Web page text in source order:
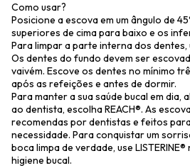
Como usar?
Posicione a escova em um ângulo de
superiores de cima para baixo e os
Para limpar a parte interna dos dentes,
Os dentes do fundo devem ser
vaivém. Escove os dentes no mínimo
após as refeições e antes de dormir.
Para manter a sua saúde bucal em dia,
ao dentista, escolha REACH®. As
recomendas por dentistas e feitos
necessidade. Para conquistar um
boca limpa de verdade, use
higiene bucal.